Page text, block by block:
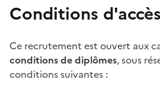
Conditions d'accès
Ce recrutement est ouvert aux
conditions de diplômes, sous
conditions suivantes :